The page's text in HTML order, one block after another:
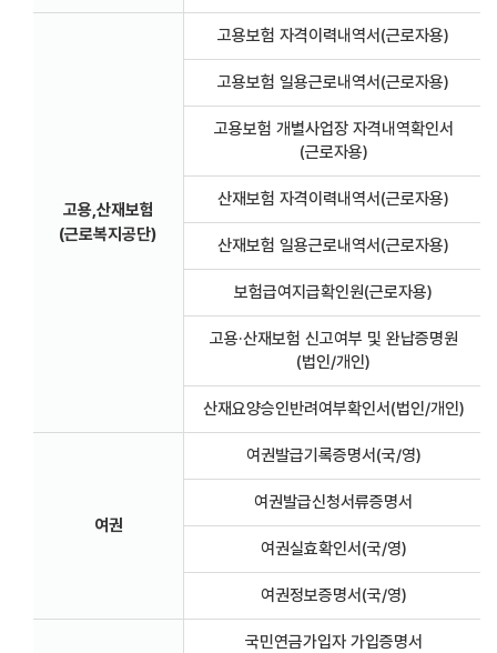
고용,산재보험
(근로복지공단)
고용보험 자격이력내역서(근로자용)
고용보험 일용근로내역서(근로자용)
고용보험 개별사업장 자격내역확인서
(근로자용)
산재보험 자격이력내역서(근로자용)
산재보험 일용근로내역서(근로자용)
보험급여지급확인원(근로자용)
고용·산재보험 신고여부 및 완납증명원
(법인/개인)
산재요양승인반려여부확인서(법인/개인)
여권
여권발급기록증명서(국/영)
여권발급신청서류증명서
여권실효확인서(국/영)
여권정보증명서(국/영)
국민연금가입자 가입증명서